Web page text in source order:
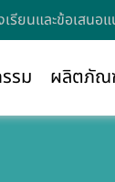
รียนและข้อเสนอแ
รม ผลิตภัณ